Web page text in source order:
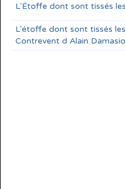
L'Étoffe dont sont tissés
L'étoffe dont sont tissés
Contrevent d Alain Damasio